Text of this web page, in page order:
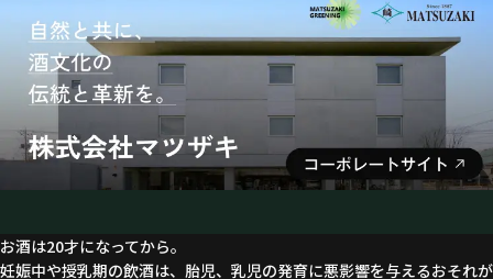
お酒は20才になってから。
妊娠中や授乳期の飲酒は、胎児、乳児の発育に悪影響を与えるおそれが